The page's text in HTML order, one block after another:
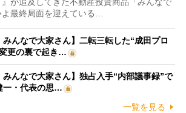
が追及してきた不動産投資商品「みんなで
よ最終局面を迎えている…
みんなで大家さん】二転三転した“成田プロ
更の裏で起き…
みんなで大家さん】独占入手“内部議事録”で
一・代表の思…
一覧を見る